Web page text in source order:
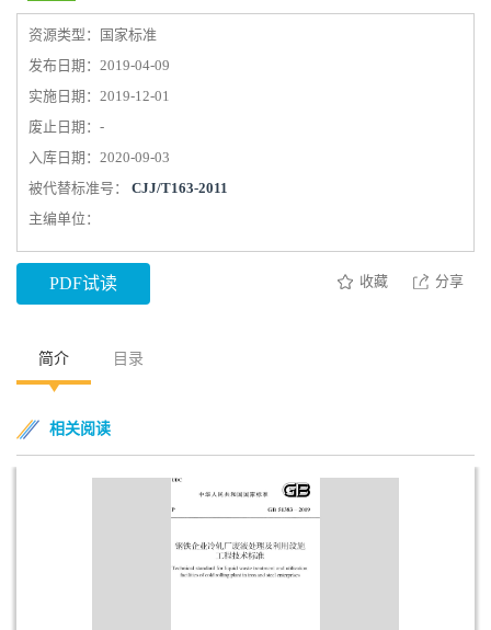
资源类型：国家标准
发布日期：2019-04-09
实施日期：2019-12-01
废止日期：-
入库日期：2020-09-03
被代替标准号： CJJ/T163-2011
主编单位：
PDF试读 收藏 分享
简介 目录
相关阅读